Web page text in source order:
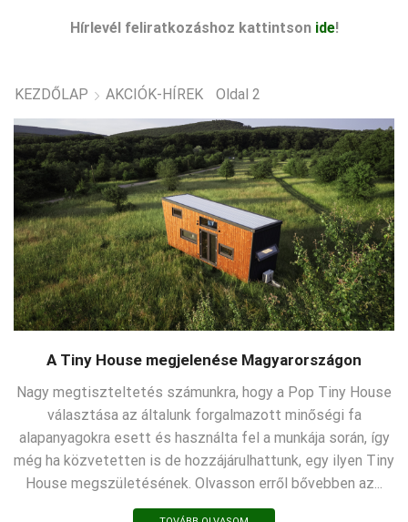
Hírlevél feliratkozáshoz kattintson ide!
KEZDŐLAP AKCIÓK-HÍREK Oldal 2
A Tiny House megjelenése Magyarországon
Nagy megtiszteltetés számunkra, hogy a Pop Tiny House
választása az általunk forgalmazott minőségi fa
alapanyagokra esett és használta fel a munkája során, így
még ha közvetetten is de hozzájárulhattunk, egy ilyen Tiny
House megszületésének. Olvasson erről bővebben az...